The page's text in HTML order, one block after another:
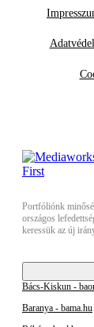
Portfóliónk
országos
keressük az új
Bács-Kiskun -
Baranya - bama.hu